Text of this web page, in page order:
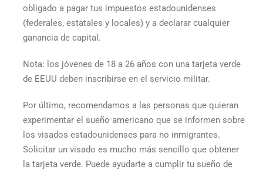
obligado a pagar tus impuestos estadounidenses
(federales, estatales y locales) y a declarar cualquier
ganancia de capital.
Nota: los jóvenes de 18 a 26 años con una tarjeta verde
de EEUU deben inscribirse en el servicio militar.
Por último, recomendamos a las personas que quieran
experimentar el sueño americano que se informen sobre
los visados estadounidenses para no inmigrantes.
Solicitar un visado es mucho más sencillo que obtener
la tarjeta verde. Puede ayudarte a cumplir tu sueño de